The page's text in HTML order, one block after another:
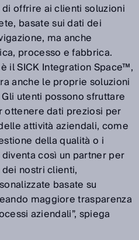
offrire ai clienti soluzioni
basate sui dati dei
ma anche
processo e fabbrica.
il SICK Integration Space™,
anche le proprie soluzioni
utenti possono sfruttare
dati preziosi per
attività aziendali, come
della qualità o i
così un partner per
nostri clienti,
basate su
maggiore trasparenza
aziendali”, spiega